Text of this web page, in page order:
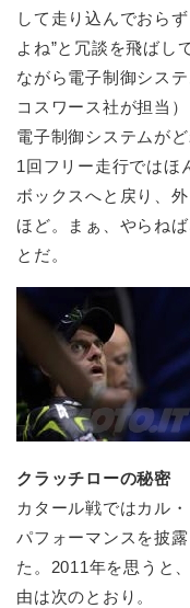
して走り込んでおら
よね”と冗談を飛ばし
ながら電子制御シス
コスワース社が担当）
電子制御システムが
1回フリー走行ではほ
ボックスへと戻り、
ほど。まぁ、やらね
とだ。
クラッチローの秘密
カタール戦ではカル
パフォーマンスを披
た。2011年を思うと
由は次のとおり。